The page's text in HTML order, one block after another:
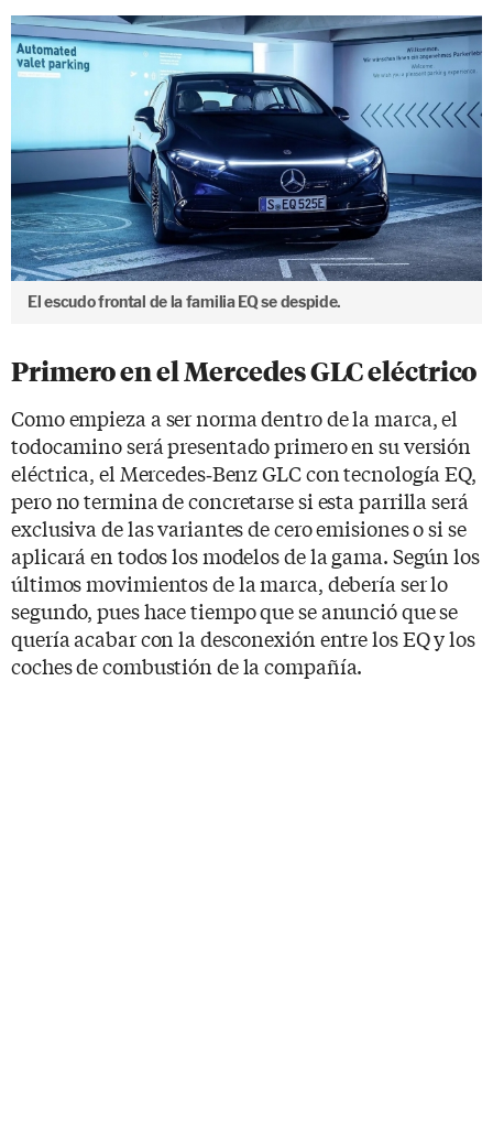
El escudo frontal de la familia EQ se despide.
Primero en el Mercedes GLC eléctrico
Como empieza a ser norma dentro de la marca, el
todocamino será presentado primero en su versión
eléctrica, el Mercedes‑Benz GLC con tecnología EQ,
pero no termina de concretarse si esta parrilla será
exclusiva de las variantes de cero emisiones o si se
aplicará en todos los modelos de la gama. Según los
últimos movimientos de la marca, debería ser lo
segundo, pues hace tiempo que se anunció que se
quería acabar con la desconexión entre los EQ y los
coches de combustión de la compañía.